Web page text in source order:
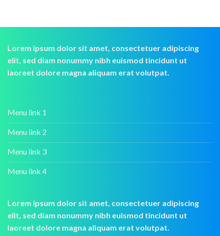
Lorem ipsum dolor sit amet, consectetuer adipiscing
elit, sed diam nonummy nibh euismod tincidunt ut
laoreet dolore magna aliquam erat volutpat.
Menu link 1
Menu link 2
Menu link 3
Menu link 4
Lorem ipsum dolor sit amet, consectetuer adipiscing
elit, sed diam nonummy nibh euismod tincidunt ut
laoreet dolore magna aliquam erat volutpat.